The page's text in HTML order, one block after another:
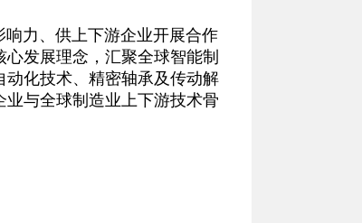
力、供上下游企业开展合作
发展理念，汇聚全球智能制
化技术、精密轴承及传动解
与全球制造业上下游技术骨